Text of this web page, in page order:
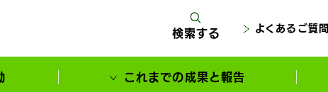
検索する よくあるご質問
これまでの成果と報告